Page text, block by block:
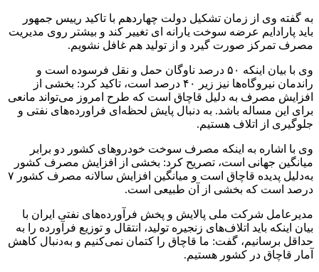
به گفته وی از زمان تشکیل دولت چهاردهم با تاکید رییس جمهور
باید پارادایم عرضه سوخت یارانه ای تغییر کند و بیشتر روی مدیریت
مصرف تمرکز صورت گیرد و از تولید هم غافل نشویم.
وی با بیان اینکه ۵۰ درصد ناوگان حمل و نقل فرسوده است و
راندمان نیروگاه‌ها نیز زیر ۴۰ درصد است، تاکید کرد: بخشی از
افزایش مصرف به دلیل قاچاق است که طرح امروز می‌تواند مانعی
برای این مساله باشد. به دنبال پایش لحظه‌ای فراورده‌های نفتی و
جلوگیری از اتلاف هستیم.
وی با اشاره به اینکه مصرف سوخت خودروهای کشور دو برابر
میانگین جهانی است، تصریح کرد: بخشی از افزایش مصرف کشور
به‌دلیل پدیده قاچاق است و میانگین افزایش سالانه مصرف کشور ۷
درصد است که بخشی از آن طبیعی است.
مدیرعامل شرکت ملی پالایش و پخش فرآورده‌های نفتی ایران با
بیان اینکه باید اتلاف‌های زنجیره تولید، انتقال و توزیع فرآورده را به
حداقل برسانیم، گفت: ما قاچاق را کتمان نمی‌کنیم و به‌دنبال کاهش
آمار قاچاق در کشور هستیم.